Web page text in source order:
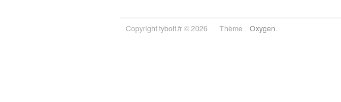
Copyright tybolt.fr © 2026 Thème Oxygen.